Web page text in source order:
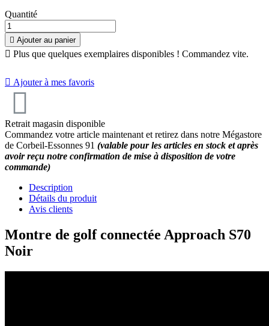
Quantité
 Ajouter au panier
 Plus que quelques exemplaires disponibles ! Commandez vite.
 Ajouter à mes favoris
Retrait magasin disponible
Commandez votre article maintenant et retirez dans notre Mégastore
de Corbeil-Essonnes 91 (valable pour les articles en stock et après
avoir reçu notre confirmation de mise à disposition de votre
commande)
Description
Détails du produit
Avis clients
Montre de golf connectée Approach S70
Noir